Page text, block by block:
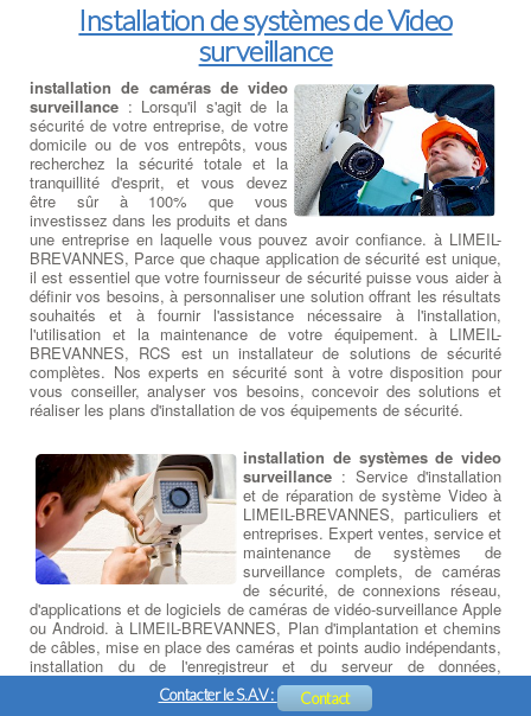
Installation de systèmes de Video
surveillance
installation de caméras de video
surveillance : Lorsqu'il s'agit de la
sécurité de votre entreprise, de votre
domicile ou de vos entrepôts, vous
recherchez la sécurité totale et la
tranquillité d'esprit, et vous devez
être sûr à 100% que vous
investissez dans les produits et dans
une entreprise en laquelle vous pouvez avoir confiance. à LIMEIL-
BREVANNES, Parce que chaque application de sécurité est unique,
il est essentiel que votre fournisseur de sécurité puisse vous aider à
définir vos besoins, à personnaliser une solution offrant les résultats
souhaités et à fournir l'assistance nécessaire à l'installation,
l'utilisation et la maintenance de votre équipement. à LIMEIL-
BREVANNES, RCS est un installateur de solutions de sécurité
complètes. Nos experts en sécurité sont à votre disposition pour
vous conseiller, analyser vos besoins, concevoir des solutions et
réaliser les plans d'installation de vos équipements de sécurité.
installation de systèmes de video
surveillance : Service d'installation
et de réparation de système Video à
LIMEIL-BREVANNES, particuliers et
entreprises. Expert ventes, service et
maintenance de systèmes de
surveillance complets, de caméras
de sécurité, de connexions réseau,
d'applications et de logiciels de caméras de vidéo-surveillance Apple
ou Android. à LIMEIL-BREVANNES, Plan d'implantation et chemins
de câbles, mise en place des caméras et points audio indépendants,
installation du de l'enregistreur et du serveur de données,
paramétrage et formation logicielle, initiation à la prise en main à
distance sur PC, Tablette ou Smartphone.
Contacter le S.A.V : Contact